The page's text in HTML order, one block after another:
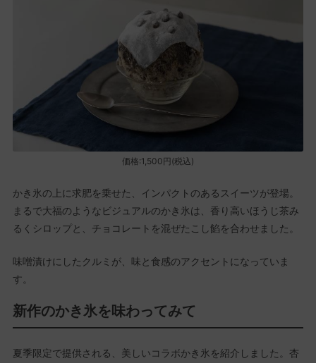
価格:1,500円(税込)
かき氷の上に求肥を乗せた、インパクトのあるスイーツが登場。
まるで大福のようなビジュアルのかき氷は、香り高いほうじ茶み
るくシロップと、チョコレートを混ぜたこし餡を合わせました。
味噌漬けにしたクルミが、味と食感のアクセントになっていま
す。
新作のかき氷を味わってみて
夏季限定で提供される、美しいコラボかき氷を紹介しました。杏